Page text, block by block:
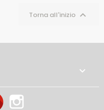
Torna all'inizio 

YouTube